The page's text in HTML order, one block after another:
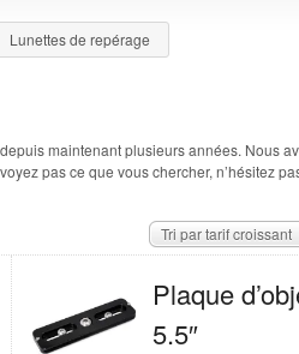
Lunettes de repérage
maintenant plusieurs années. Nous
pas ce que vous chercher, n’hésitez
Tri par tarif croissant
Plaque
5.5″